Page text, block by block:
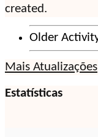
created.
Older
Mais Atualizações
Estatísticas